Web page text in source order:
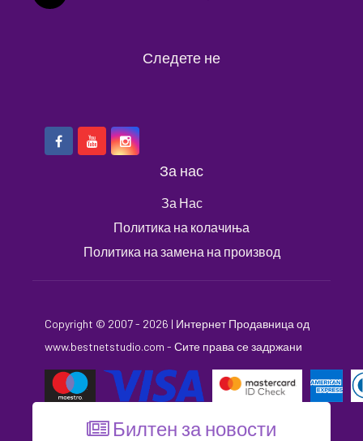
Следете не
За нас
За Нас
Политика на колачиња
Политика на замена на производ
Copyright © 2007 - 2026 | Интернет Продавница од
www.bestnetstudio.com - Сите права се задржани
Билтен за новости